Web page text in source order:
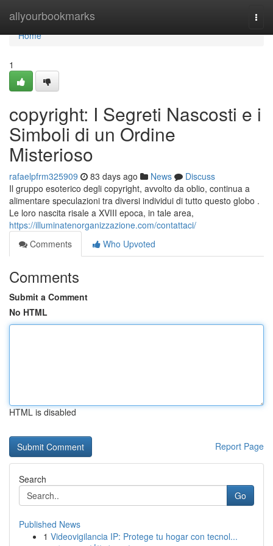
allyourbookmarks
Home
Home
1
copyright: I Segreti Nascosti e i
Simboli di un Ordine
Misterioso
rafaelpfrm325909 83 days ago News
Discuss
Il gruppo esoterico degli copyright, avvolto da oblio, continua a
alimentare speculazioni tra diversi individui di tutto questo globo .
Le loro nascita risale a XVIII epoca, in tale area,
https://illuminatenorganizzazione.com/contattaci/
Comments
Who Upvoted
Comments
Submit a Comment
No HTML
HTML is disabled
Report Page
Search
Go
Published News
1 Videovigilancia IP: Protege tu hogar con tecnol...